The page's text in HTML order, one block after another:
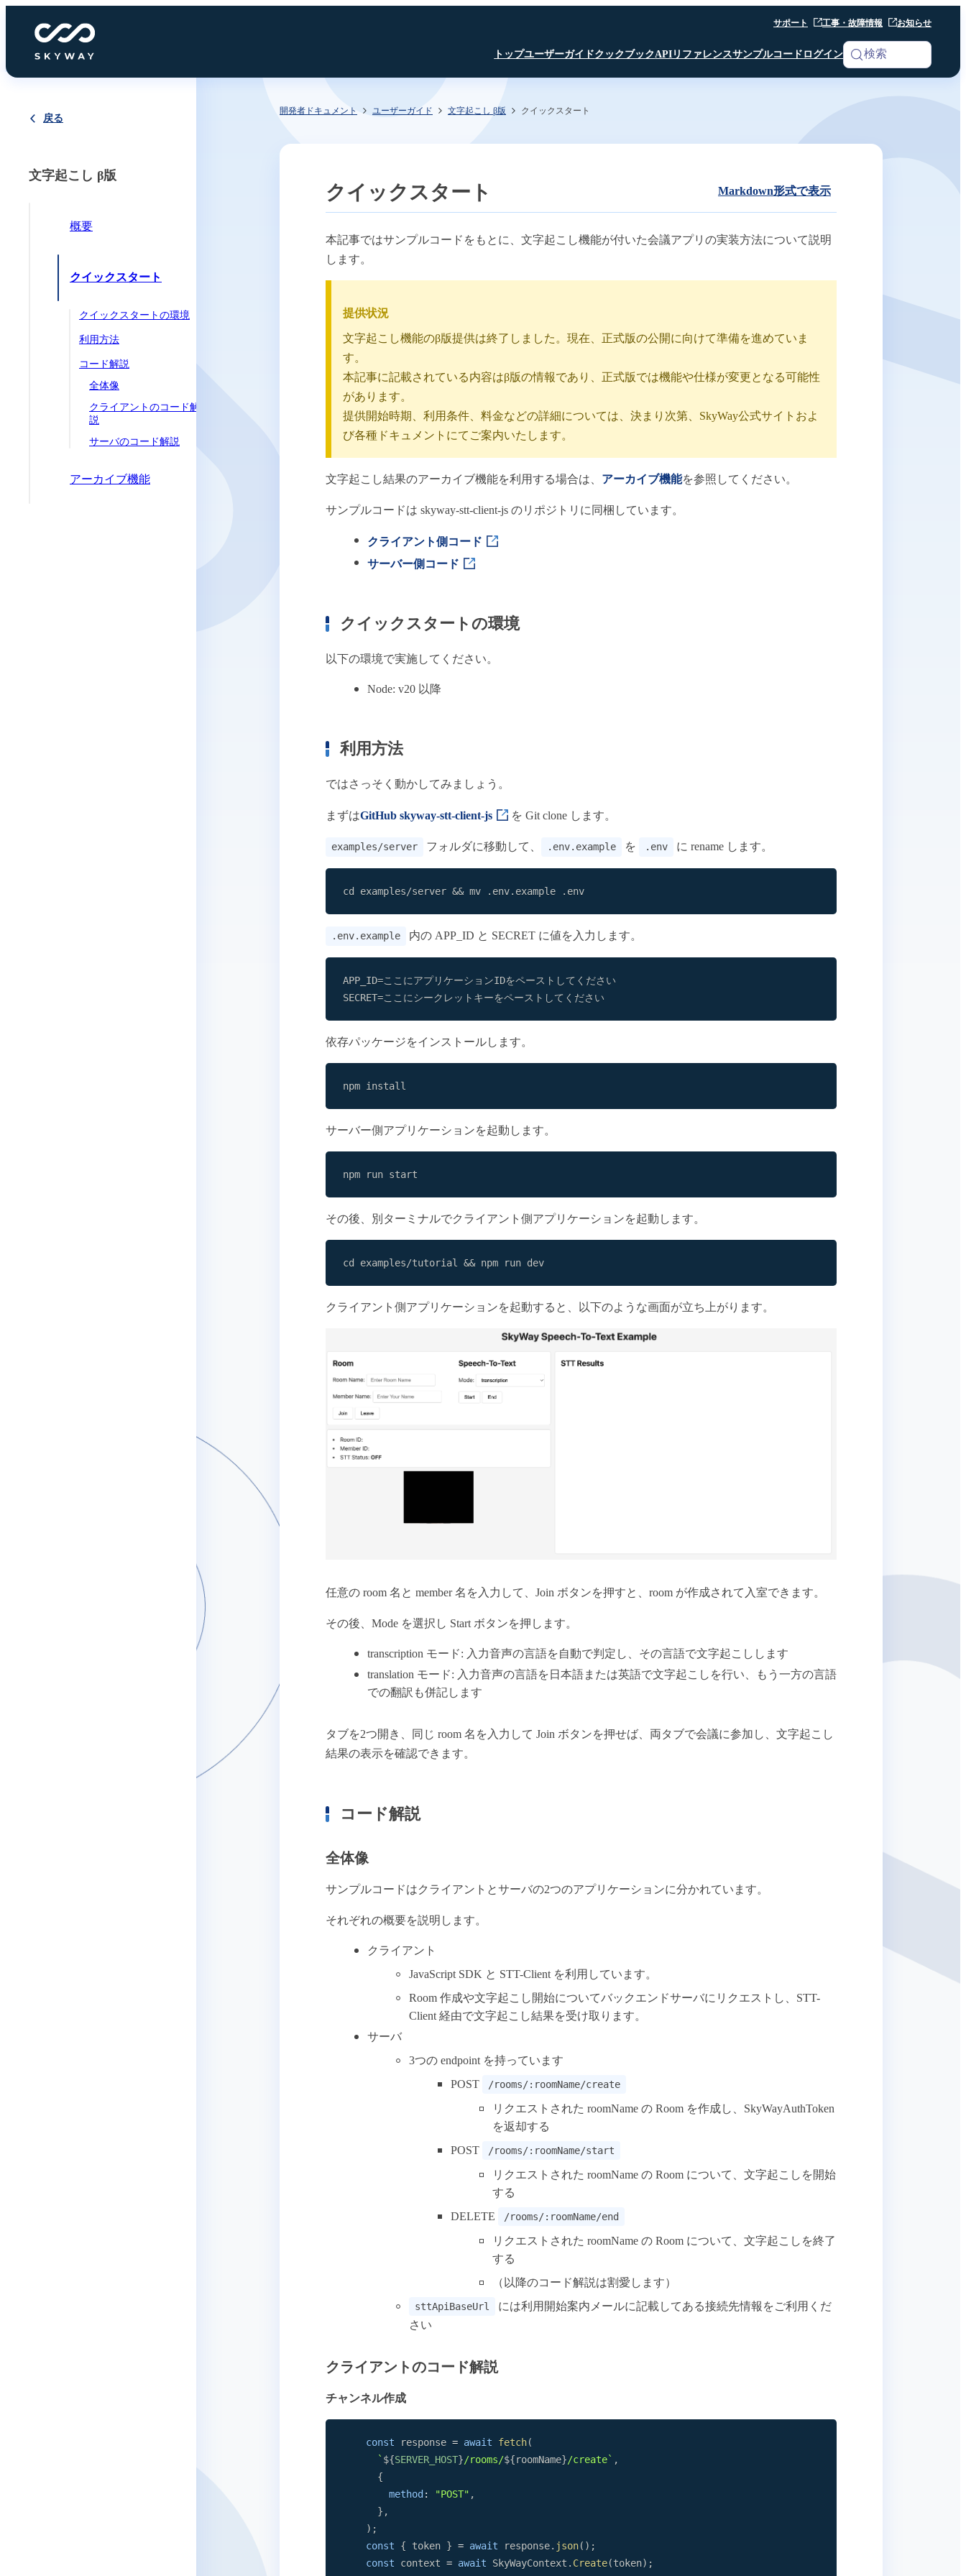
サポート 工事・故障情報 お知らせ
トップユーザーガイド
はじめに 認証・認可
Linux SDK
Channel API
録音・録画
用語集
クックブック
JavaScript SDK iOS SDK
Room API ／
APIリファレンス
JavaScript SDK
Python SDK β版
Recording API AI Noise Canceller
サンプルコード
JavaScript SDK iOS SDK
認証・認可
ログイン 検索
戻る
文字起こし β版
概要
クイックスタート
クイックスタートの環境
利用方法
コード解説
全体像
クライアントのコード解
説
サーバのコード解説
アーカイブ機能
開発者ドキュメント ユーザーガイド 文字起こし β版 クイックスタート
Markdown形式で表示
クイックスタート
本記事ではサンプルコードをもとに、文字起こし機能が付いた会議アプリの実装方法について説明
します。
提供状況
文字起こし機能のβ版提供は終了しました。現在、正式版の公開に向けて準備を進めていま
す。
本記事に記載されている内容はβ版の情報であり、正式版では機能や仕様が変更となる可能性
があります。
提供開始時期、利用条件、料金などの詳細については、決まり次第、SkyWay公式サイトおよ
び各種ドキュメントにてご案内いたします。
文字起こし結果のアーカイブ機能を利用する場合は、 アーカイブ機能を参照してください。
サンプルコードは skyway-stt-client-js のリポジトリに同梱しています。
クライアント側コード
サーバー側コード
クイックスタートの環境
以下の環境で実施してください。
Node: v20 以降
利用方法
ではさっそく動かしてみましょう。
まずはGitHub skyway-stt-client-js を Git clone します。
examples/server フォルダに移動して、 .env.example を .env に rename します。
cd examples/server && mv .env.example .env
.env.example 内の APP_ID と SECRET に値を入力します。
SECRET=ここにシークレットキーをペーストしてください
依存パッケージをインストールします。
npm install
サーバー側アプリケーションを起動します。
npm run start
その後、別ターミナルでクライアント側アプリケーションを起動します。
cd examples/tutorial && npm run dev
クライアント側アプリケーションを起動すると、以下のような画面が立ち上がります。
任意の room 名と member 名を入力して、Join ボタンを押すと、room が作成されて入室できます。
その後、Mode を選択し Start ボタンを押します。
transcription モード: 入力音声の言語を自動で判定し、その言語で文字起こしします
translation モード: 入力音声の言語を日本語または英語で文字起こしを行い、もう一方の言語
での翻訳も併記します
タブを2つ開き、同じ room 名を入力して Join ボタンを押せば、両タブで会議に参加し、文字起こし
結果の表示を確認できます。
コード解説
全体像
サンプルコードはクライアントとサーバの2つのアプリケーションに分かれています。
それぞれの概要を説明します。
クライアント
JavaScript SDK と STT-Client を利用しています。
Room 作成や文字起こし開始についてバックエンドサーバにリクエストし、STT-
Client 経由で文字起こし結果を受け取ります。
サーバ
3つの endpoint を持っています
POST
/rooms/:roomName/create
リクエストされた roomName の Room を作成し、SkyWayAuthToken
を返却する
POST
/rooms/:roomName/start
リクエストされた roomName の Room について、文字起こしを開始
する
DELETE
/rooms/:roomName/end
リクエストされた roomName の Room について、文字起こしを終了
する
（以降のコード解説は割愛します）
sttApiBaseUrl
には利用開始案内メールに記載してある接続先情報をご利用くだ
さい
クライアントのコード解説
チャンネル作成
const response = await fetch(
` ${SERVER_HOST}/rooms/${roomName}/create` ,
{
method : "POST" ,
} ,
) ;
const
{ token } = await response. json( ) ;
const context = await SkyWayContext . Create(token) ;